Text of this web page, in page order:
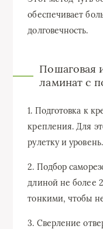
обеспечивает
долговечность.
Пошаговая
ламинат с
1. Подготовка к
крепления. Для
рулетку и уровень.
2. Подбор
длиной не более
тонкими, чтобы
3. Сверление